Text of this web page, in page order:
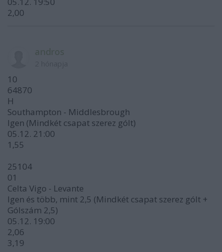
2,00
10
64870
H
Southampton - Middlesbrough
Igen (Mindkét csapat szerez gólt)
05.12. 21:00
1,55
25104
01
Celta Vigo - Levante
Igen és több, mint 2,5 (Mindkét csapat szerez gólt +
Gólszám 2,5)
05.12. 19:00
2,06
3,19